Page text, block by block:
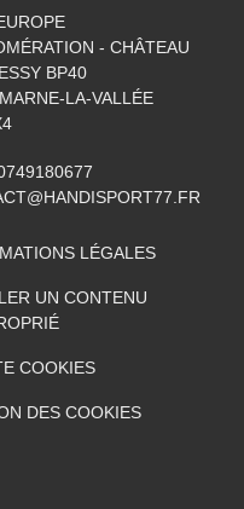
- CHÂTEAU
BP40
MARNE-LA-VALLÉE
LÉGALES
UN CONTENU
COOKIES
DES COOKIES